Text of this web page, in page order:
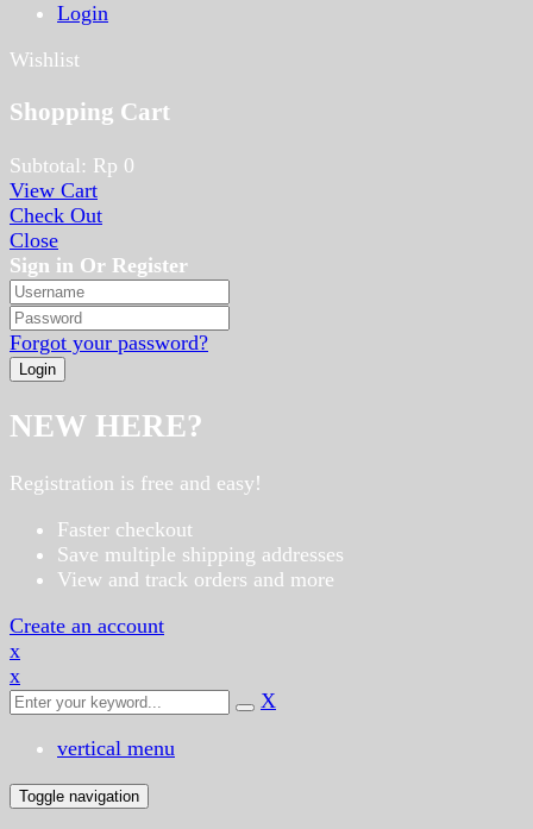
Login
Wishlist
Shopping Cart
Subtotal: Rp 0
View Cart
Check Out
Close
Sign in Or Register
Forgot your password?
NEW HERE?
Registration is free and easy!
Faster checkout
Save multiple shipping addresses
View and track orders and more
Create an account
x
x
X
vertical menu
Toggle navigation